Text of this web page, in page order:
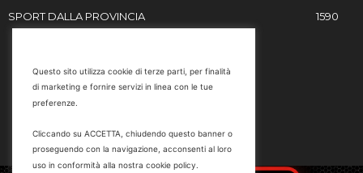
SPORT DALLA PROVINCIA
1590
Email
marketing@battipaglia1929.it
carminegaldi@virgilio.it
Questo sito utilizza cookie di terze parti, per finalità
di marketing e fornire servizi in linea con le tue
preferenze.
Cliccando su ACCETTA, chiudendo questo banner o
proseguendo con la navigazione, acconsenti al loro
uso in conformità alla nostra cookie policy.